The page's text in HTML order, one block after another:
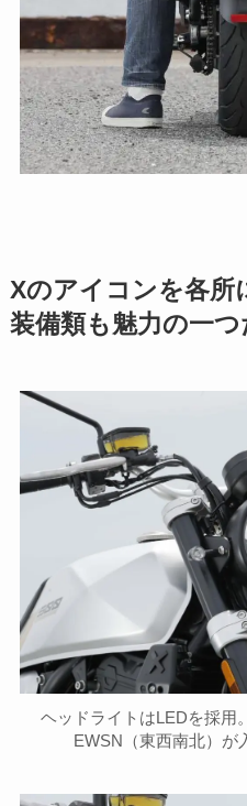
Xのアイコンを各所
装備類も魅力の一つ
ヘッドライトはLEDを採用
EWSN（東西南北）が